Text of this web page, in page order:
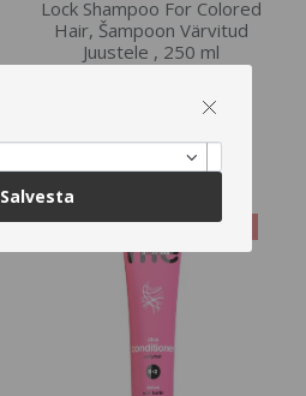
Lock Shampoo For Colored
Hair, Šampoon Värvitud
Juustele , 250 ml
LISA OSTUKORVI
-3%
Salvesta